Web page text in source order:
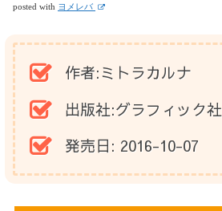
posted with ヨメレバ
作者:ミトラカルナ
出版社:グラフィック社
発売日: 2016-10-07